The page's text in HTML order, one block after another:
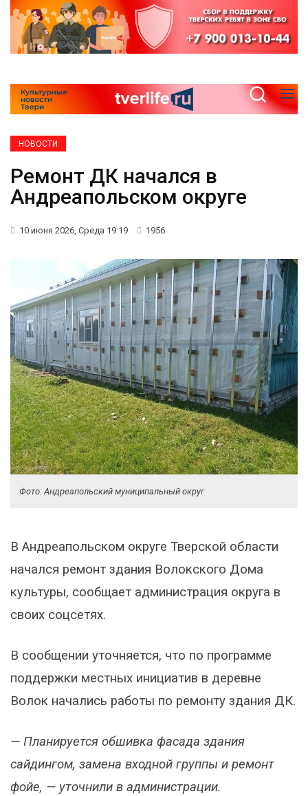
НОВОСТИ
Ремонт ДК начался в
Андреапольском округе
10 июня 2026, Среда 19:19 1956
Фото: Андреапольский муниципальный округ
В Андреапольском округе Тверской области
начался ремонт здания Волокского Дома
культуры, сообщает администрация округа в
своих соцсетях.
В сообщении уточняется, что по программе
поддержки местных инициатив в деревне
Волок начались работы по ремонту здания ДК.
— Планируется обшивка фасада здания
сайдингом, замена входной группы и ремонт
фойе, — уточнили в администрации.